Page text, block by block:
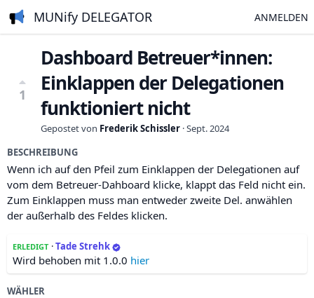
MUNify DELEGATOR ANMELDEN
1
Dashboard Betreuer*innen:
Einklappen der Delegationen
funktioniert nicht
Gepostet von Frederik Schissler ·Sept. 2024
BESCHREIBUNG
Wenn ich auf den Pfeil zum Einklappen der Delegationen auf
vom dem Betreuer-Dahboard klicke, klappt das Feld nicht ein.
Zum Einklappen muss man entweder zweite Del. anwählen
der außerhalb des Feldes klicken.
ERLEDIGT ·Tade Strehk
Wird behoben mit 1.0.0 hier
WÄHLER